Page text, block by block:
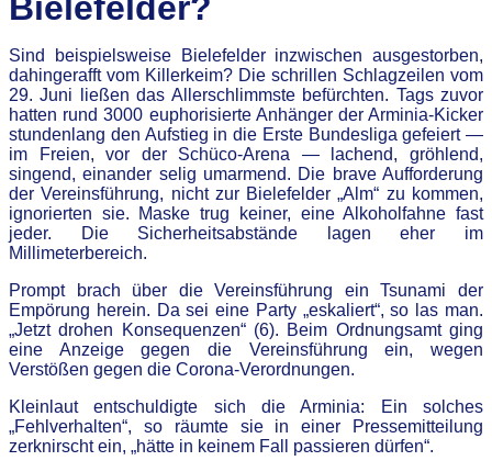
Sind beispielsweise Bielefelder inzwischen ausgestorben,
dahingerafft vom Killerkeim? Die schrillen Schlagzeilen vom
29. Juni ließen das Allerschlimmste befürchten. Tags zuvor
hatten rund 3000 euphorisierte Anhänger der Arminia-Kicker
stundenlang den Aufstieg in die Erste Bundesliga gefeiert —
im Freien, vor der Schüco-Arena — lachend, gröhlend,
singend, einander selig umarmend. Die brave Aufforderung
der Vereinsführung, nicht zur Bielefelder „Alm“ zu kommen,
ignorierten sie. Maske trug keiner, eine Alkoholfahne fast
jeder. Die Sicherheitsabstände lagen eher im
Millimeterbereich.
Prompt brach über die Vereinsführung ein Tsunami der
Empörung herein. Da sei eine Party „eskaliert“, so las man.
„Jetzt drohen Konsequenzen“ (6). Beim Ordnungsamt ging
eine Anzeige gegen die Vereinsführung ein, wegen
Verstößen gegen die Corona-Verordnungen.
Kleinlaut entschuldigte sich die Arminia: Ein solches
„Fehlverhalten“, so räumte sie in einer Pressemitteilung
zerknirscht ein, „hätte in keinem Fall passieren dürfen“.